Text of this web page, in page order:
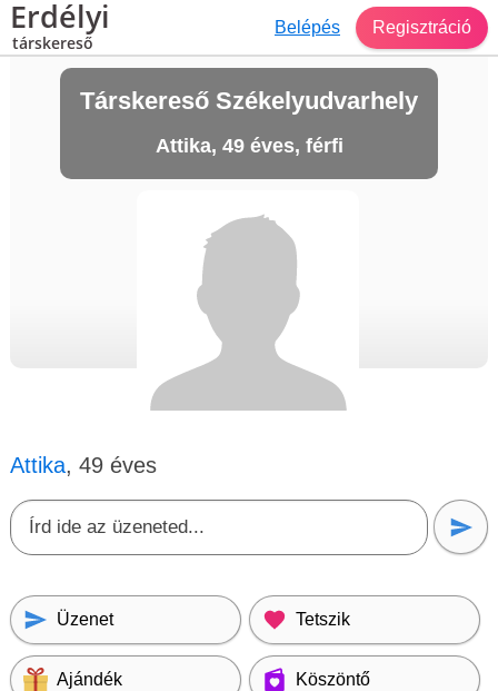
Erdélyi
társkereső
Belépés Regisztráció
Társkereső Székelyudvarhely
Attika, 49 éves, férfi
Attika, 49 éves
Üzenet Tetszik
Ajándék Köszöntő